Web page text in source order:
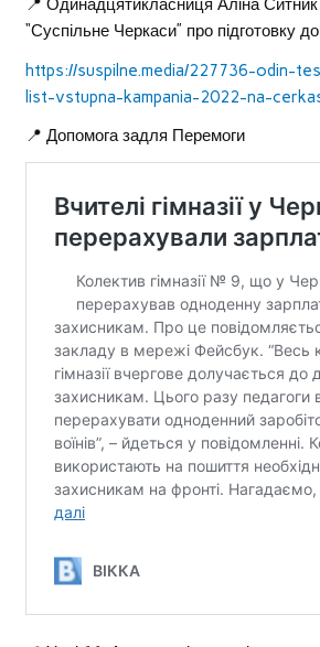
📍 Одинадцятикласниця Аліна Ситник
“Суспільне Черкаси” про підготовку
https://suspilne.media/227736-odin-
list-vstupna-kampania-2022-na-
📍 Допомога задля Перемоги